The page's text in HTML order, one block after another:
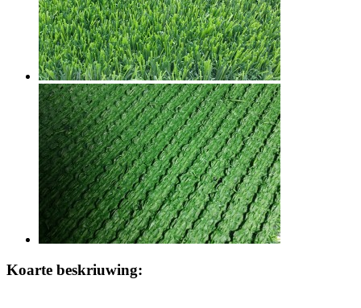
Koarte beskriuwing: